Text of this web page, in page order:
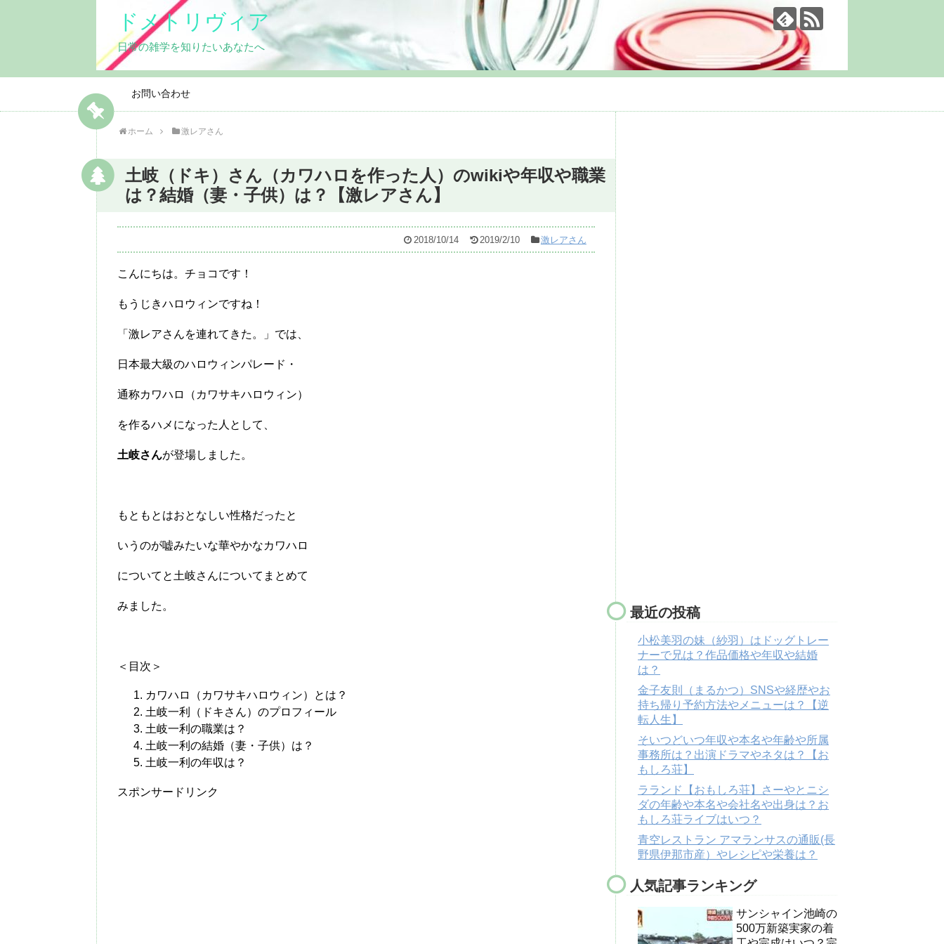
ドメトリヴィア
日常の雑学を知りたいあなたへ
お問い合わせ
ホーム 激レアさん
土岐（ドキ）さん（カワハロを作った人）のwikiや年収や職業
は？結婚（妻・子供）は？【激レアさん】
2018/10/14 2019/2/10 激レアさん
こんにちは。チョコです！
もうじきハロウィンですね！
「激レアさんを連れてきた。」では、
日本最大級のハロウィンパレード・
通称カワハロ（カワサキハロウィン）
を作るハメになった人として、
土岐さんが登場しました。
もともとはおとなしい性格だったと
いうのが嘘みたいな華やかなカワハロ
についてと土岐さんについてまとめて
みました。
＜目次＞
カワハロ（カワサキハロウィン）とは？
土岐一利（ドキさん）のプロフィール
土岐一利の職業は？
土岐一利の結婚（妻・子供）は？
土岐一利の年収は？
スポンサードリンク
最近の投稿
小松美羽の妹（紗羽）はドッグトレー
ナーで兄は？作品価格や年収や結婚
は？
金子友則（まるかつ）SNSや経歴やお
持ち帰り予約方法やメニューは？【逆
転人生】
そいつどいつ年収や本名や年齢や所属
事務所は？出演ドラマやネタは？【お
もしろ荘】
ラランド【おもしろ荘】さーやとニシ
ダの年齢や本名や会社名や出身は？お
もしろ荘ライブはいつ？
青空レストラン アマランサスの通販(長
野県伊那市産）やレシピや栄養は？
人気記事ランキング
サンシャイン池崎の
500万新築実家の着